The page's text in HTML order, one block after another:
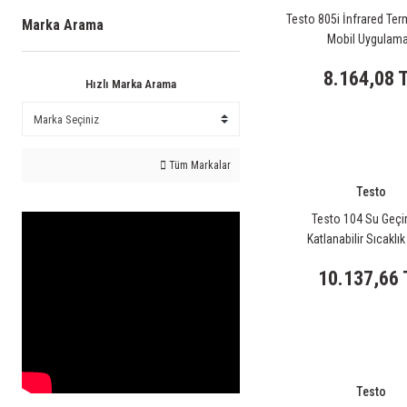
Marka Arama
Hızlı Marka Arama
Tüm Markalar
Testo 805i İnfrared
Mobil
8.164,08
Testo
Testo 104 Su
Katlanabilir
10.137,66
Testo